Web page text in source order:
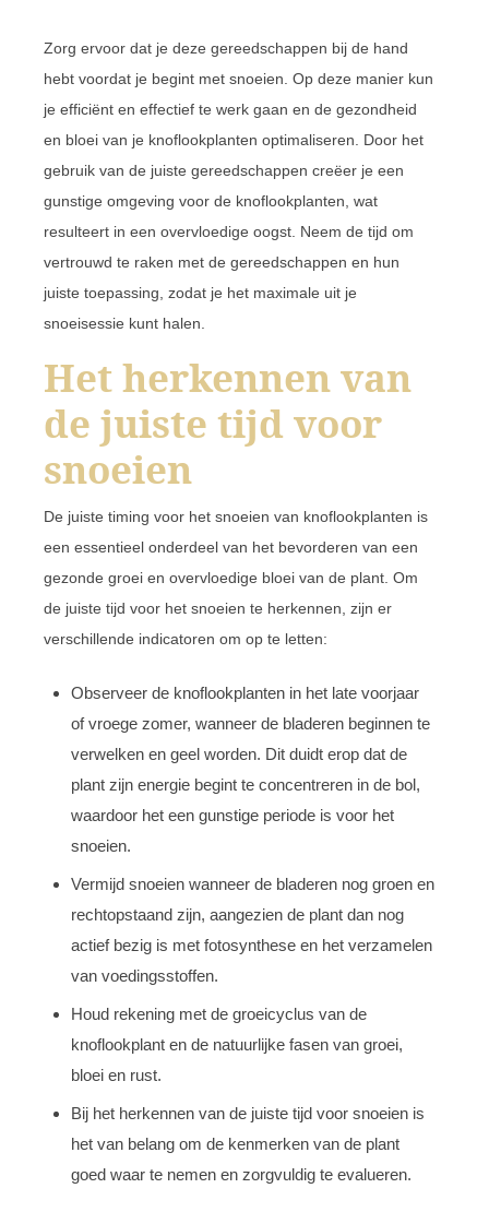
Zorg ervoor dat je deze gereedschappen bij de hand
hebt voordat je begint met snoeien. Op deze manier kun
je efficiënt en effectief te werk gaan en de gezondheid
en bloei van je knoflookplanten optimaliseren. Door het
gebruik van de juiste gereedschappen creëer je een
gunstige omgeving voor de knoflookplanten, wat
resulteert in een overvloedige oogst. Neem de tijd om
vertrouwd te raken met de gereedschappen en hun
juiste toepassing, zodat je het maximale uit je
snoeisessie kunt halen.
Het herkennen van
de juiste tijd voor
snoeien
De juiste timing voor het snoeien van knoflookplanten is
een essentieel onderdeel van het bevorderen van een
gezonde groei en overvloedige bloei van de plant. Om
de juiste tijd voor het snoeien te herkennen, zijn er
verschillende indicatoren om op te letten:
Observeer de knoflookplanten in het late voorjaar
of vroege zomer, wanneer de bladeren beginnen te
verwelken en geel worden. Dit duidt erop dat de
plant zijn energie begint te concentreren in de bol,
waardoor het een gunstige periode is voor het
snoeien.
Vermijd snoeien wanneer de bladeren nog groen en
rechtopstaand zijn, aangezien de plant dan nog
actief bezig is met fotosynthese en het verzamelen
van voedingsstoffen.
Houd rekening met de groeicyclus van de
knoflookplant en de natuurlijke fasen van groei,
bloei en rust.
Bij het herkennen van de juiste tijd voor snoeien is
het van belang om de kenmerken van de plant
goed waar te nemen en zorgvuldig te evalueren.